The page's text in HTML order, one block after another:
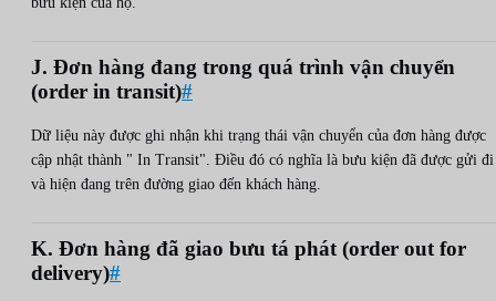
J. Đơn hàng đang trong quá trình vận chuyển
(order in transit)#
Dữ liệu này được ghi nhận khi trạng thái vận chuyển của đơn hàng được
cập nhật thành " In Transit". Điều đó có nghĩa là bưu kiện đã được gửi đi
và hiện đang trên đường giao đến khách hàng.
K. Đơn hàng đã giao bưu tá phát (order out for
delivery)#